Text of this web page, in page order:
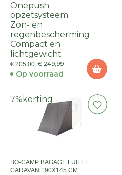
Onepush
opzetsysteem
Zon- en
regenbescherming
Compact en
lichtgewicht
€ 205,00 € 249,99
Op voorraad
7% korting
BO-CAMP BAGAGE LUIFEL
CARAVAN 190X145 CM